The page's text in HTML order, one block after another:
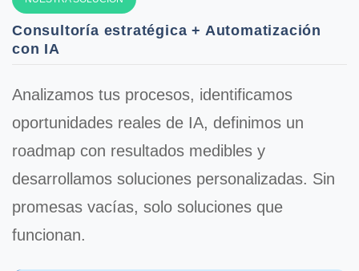
Consultoría estratégica + Automatización
con IA
Analizamos tus procesos, identificamos
oportunidades reales de IA, definimos un
roadmap con resultados medibles y
desarrollamos soluciones personalizadas. Sin
promesas vacías, solo soluciones que
funcionan.